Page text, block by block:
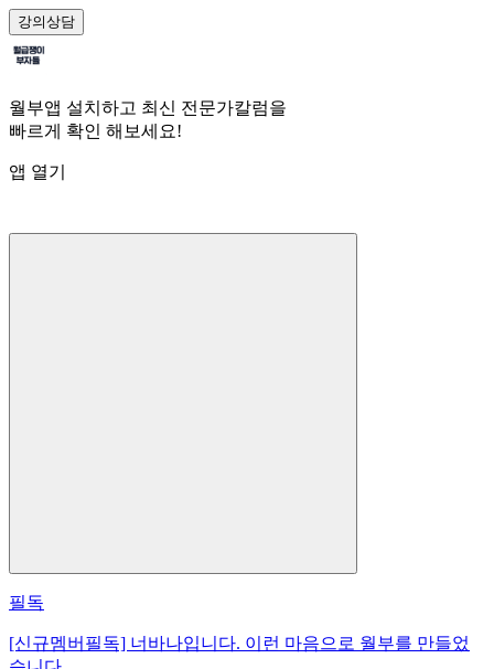
강의상담
월부앱 설치하고 최신 전문가칼럼을
빠르게 확인 해보세요!
앱 열기
필독
[신규멤버필독] 너바나입니다. 이런 마음으로 월부를 만들었